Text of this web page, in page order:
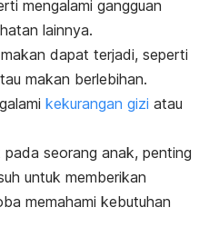
mengalami gangguan
lainnya.
dapat terjadi, seperti
makan berlebihan.
kekurangan gizi atau
seorang anak, penting
untuk memberikan
memahami kebutuhan